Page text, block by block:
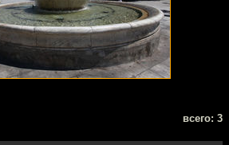
всего: 3